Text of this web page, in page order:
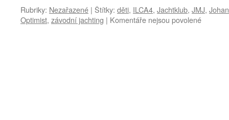
Rubriky: Nezařazené | Štítky: děti, ILCA4, Jachtklub, JMJ, Johan
Optimist, závodní jachting | Komentáře nejsou povolenéu